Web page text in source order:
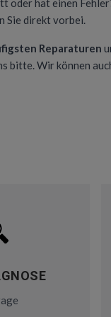
oder hat einen
Sie direkt vorbei.
Reparaturen
bitte. Wir können